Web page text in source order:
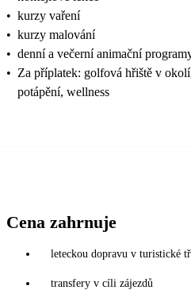
• kurzy vaření
• kurzy malování
• denní a večerní animační
• Za příplatek: golfová hřiště v
potápění, wellness
Cena zahrnuje
leteckou dopravu v turistické
transfery v cíli zájezdů